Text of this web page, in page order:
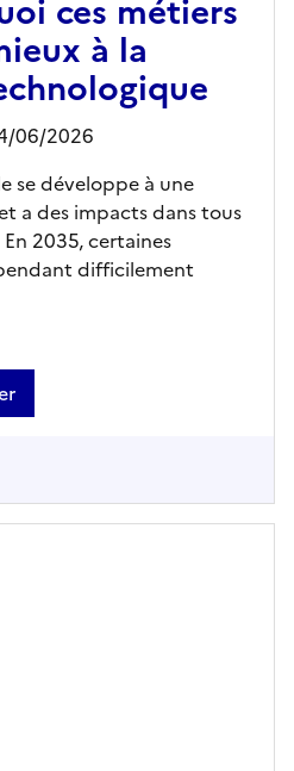
ces métiers
à la
06/2026
se développe à une
a des impacts dans tous
2035, certaines
difficilement